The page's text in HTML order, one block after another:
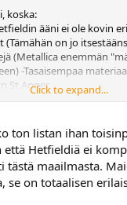
koska:
ääni ei ole kovin
on jo
(Metallica enemmän
-Tasaisempaa
St.Anger
jätkät paljon
on. :roll:
Click to expand...
ton listan ihan
että Hetfieldiä ei
tästä maailmasta.
se on totaalisen